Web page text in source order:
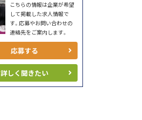
こちらの情報は企業が希望
して掲載した求人情報で
す。応募やお問い合わせの
連絡先をご案内します。
応募する
詳しく聞きたい